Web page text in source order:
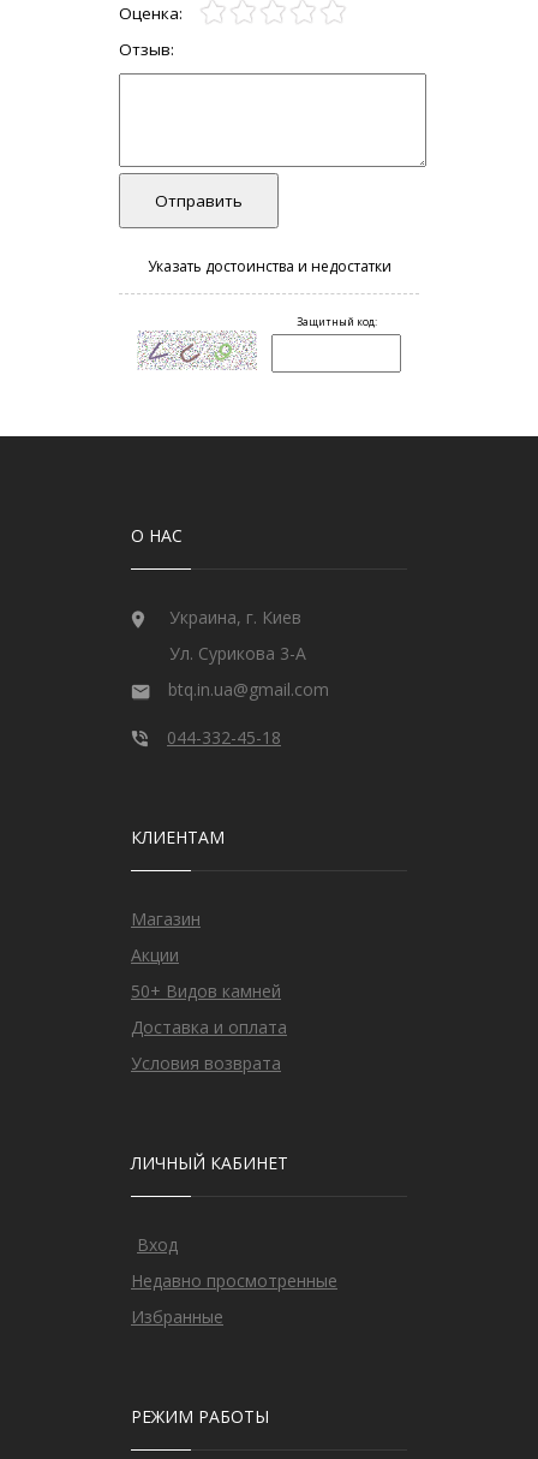
О НАС
Украина, г. Киев
Ул. Сурикова 3-А
btq.in.ua@gmail.com
044-332-45-18
КЛИЕНТАМ
Магазин
Акции
50+ Видов камней
Доставка и оплата
Условия возврата
ЛИЧНЫЙ КАБИНЕТ
Вход
Недавно просмотренные
Избранные
РЕЖИМ РАБОТЫ